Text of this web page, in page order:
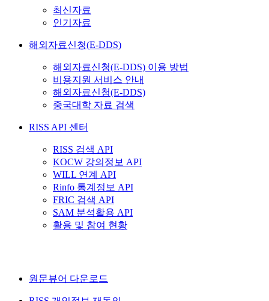
최신자료
인기자료
해외자료신청(E-DDS)
해외자료신청(E-DDS) 이용 방법
비용지원 서비스 안내
해외자료신청(E-DDS)
중국대학 자료 검색
RISS API 센터
RISS 검색 API
KOCW 강의정보 API
WILL 연계 API
Rinfo 통계정보 API
FRIC 검색 API
SAM 분석활용 API
활용 및 참여 현황
원문뷰어 다운로드